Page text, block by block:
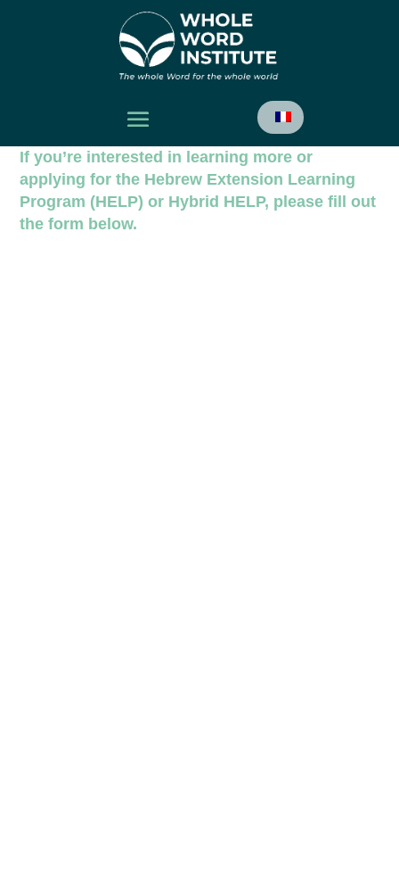
If you’re interested in learning more or
applying for the Hebrew Extension Learning
Program (HELP) or Hybrid HELP, please fill out
the form below.